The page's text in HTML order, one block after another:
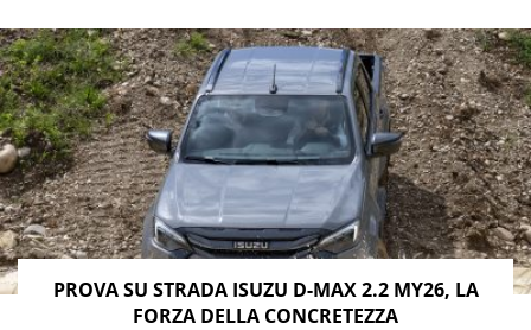
PROVA SU STRADA ISUZU D-MAX 2.2 MY26, LA
FORZA DELLA CONCRETEZZA